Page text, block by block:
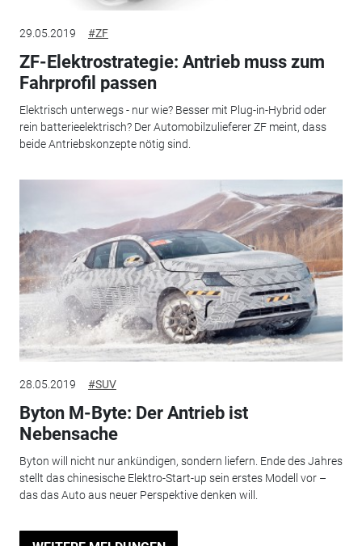
29.05.2019 #ZF
ZF-Elektrostrategie: Antrieb muss zum
Fahrprofil passen
Elektrisch unterwegs - nur wie? Besser mit Plug-in-Hybrid oder
rein batterieelektrisch? Der Automobilzulieferer ZF meint, dass
beide Antriebskonzepte nötig sind.
28.05.2019 #SUV
Byton M-Byte: Der Antrieb ist
Nebensache
Byton will nicht nur ankündigen, sondern liefern. Ende des Jahres
stellt das chinesische Elektro-Start-up sein erstes Modell vor –
das das Auto aus neuer Perspektive denken will.